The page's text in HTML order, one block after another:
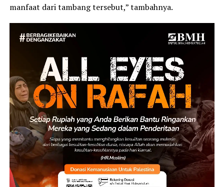
manfaat dari tambang tersebut,” tambahnya.